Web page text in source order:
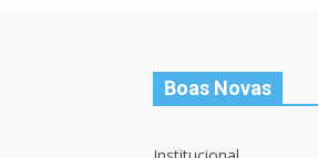
Boas Novas